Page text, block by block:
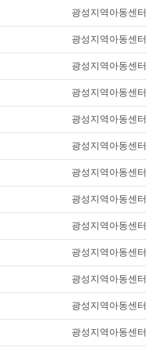
광성지역아동센터
광성지역아동센터
광성지역아동센터
광성지역아동센터
광성지역아동센터
광성지역아동센터
광성지역아동센터
광성지역아동센터
광성지역아동센터
광성지역아동센터
광성지역아동센터
광성지역아동센터
광성지역아동센터